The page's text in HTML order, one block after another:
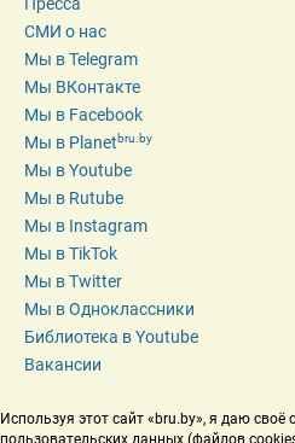
Пресса
СМИ о нас
Мы в Telegram
Мы ВКонтакте
Мы в Facebook
Мы в Planetbru.by
Мы в Youtube
Мы в Rutube
Мы в Instagram
Мы в TikTok
Мы в Twitter
Мы в Одноклассники
Библиотека в Youtube
Вакансии
Используя этот сайт «bru.by», я даю своё